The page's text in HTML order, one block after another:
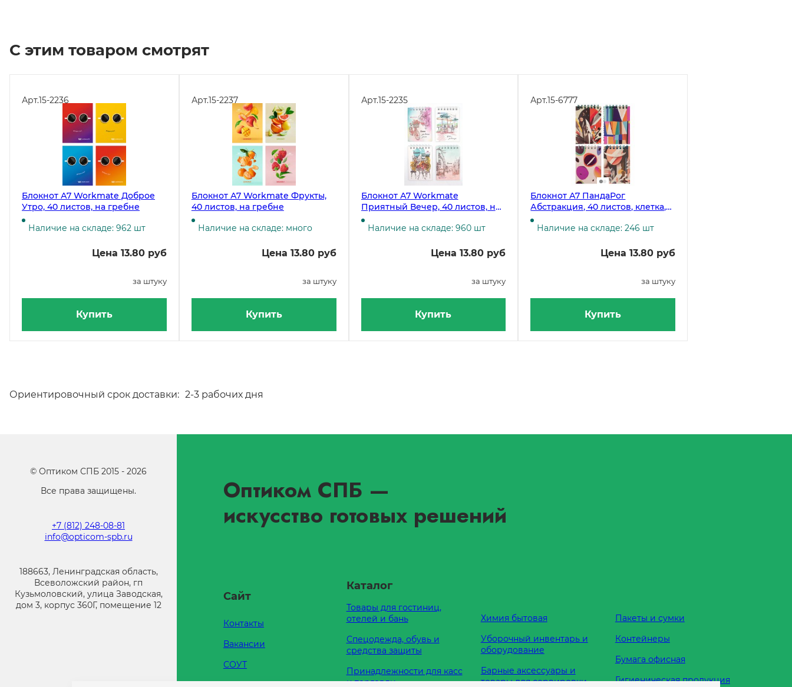
С этим товаром смотрят
Арт.15-2236
Блокнот А7 Workmate Доброе
Утро, 40 листов, на гребне
Наличие на складе: 962 шт
Цена 13.80 руб
за штуку
Купить
Арт.15-2237
Блокнот А7 Workmate Фрукты,
40 листов, на гребне
Наличие на складе: много
Цена 13.80 руб
за штуку
Купить
Арт.15-2235
Блокнот А7 Workmate
Приятный Вечер, 40 листов, на
гребне
Наличие на складе: 960 шт
Цена 13.80 руб
за штуку
Купить
Арт.15-6777
Блокнот А7 ПандаРог
Абстракция, 40 листов, клетка,
на гребне
Наличие на складе: 246 шт
Цена 13.80 руб
за штуку
Купить
Ориентировочный срок доставки: 2-3 рабочих дня
© Оптиком СПБ 2015 - 2026
Все права защищены.
+7 (812) 248-08-81
info@opticom-spb.ru
188663, Ленинградская область,
Всеволожский район, гп
Кузьмоловский, улица Заводская,
дом 3, корпус 360Г, помещение 12
Оптиком СПБ —
искусство готовых решений
Сайт
Контакты
Вакансии
СОУТ
Каталог
Товары для гостиниц,
отелей и бань
Спецодежда, обувь и
средства защиты
Принадлежности для касс
и торговли
Химия бытовая
Уборочный инвентарь и
оборудование
Барные аксессуары и
товары для сервировки
Пакеты и сумки
Контейнеры
Бумага офисная
Гигиеническая продукция